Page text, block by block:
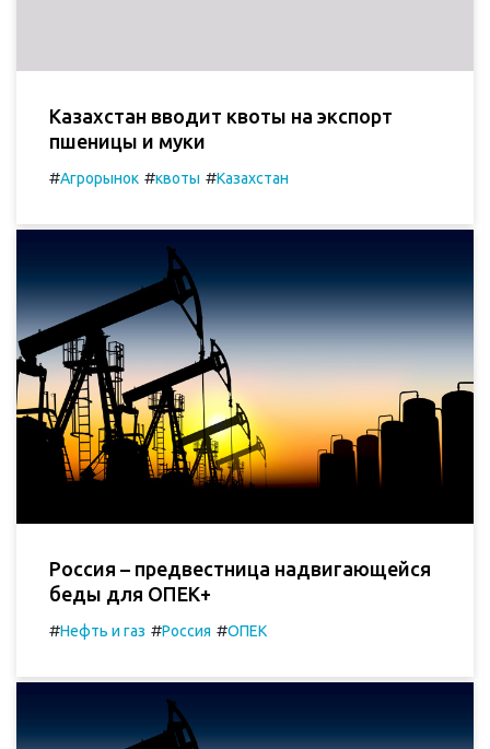
Казахстан вводит квоты на экспорт
пшеницы и муки
#Агрорынок #квоты #Казахстан
Россия – предвестница надвигающейся
беды для ОПЕК+
#Нефть и газ #Россия #ОПЕК